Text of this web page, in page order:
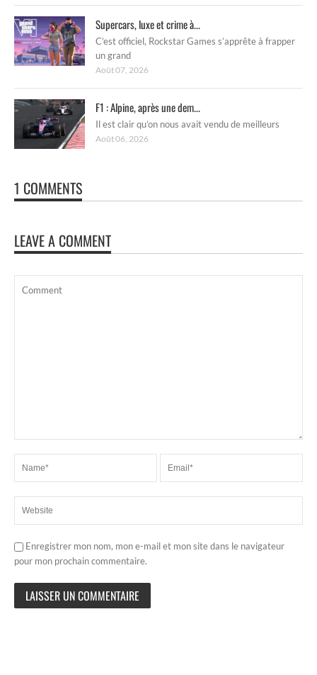
Supercars, luxe et crime à...
C’est officiel, Rockstar Games s’apprête à frapper
un grand
Août 07, 2026
F1 : Alpine, après une dem...
Il est clair qu’on nous avait vendu de meilleurs
Août 06, 2026
1 COMMENTS
LEAVE A COMMENT
Enregistrer mon nom, mon e-mail et mon site dans le navigateur
pour mon prochain commentaire.